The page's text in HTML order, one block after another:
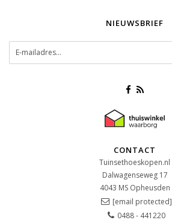
NIEUWSBRIEF
CONTACT
Tuinsethoeskopen.nl
Dalwagenseweg 17
4043 MS Opheusden
[email protected]
0488 - 441220